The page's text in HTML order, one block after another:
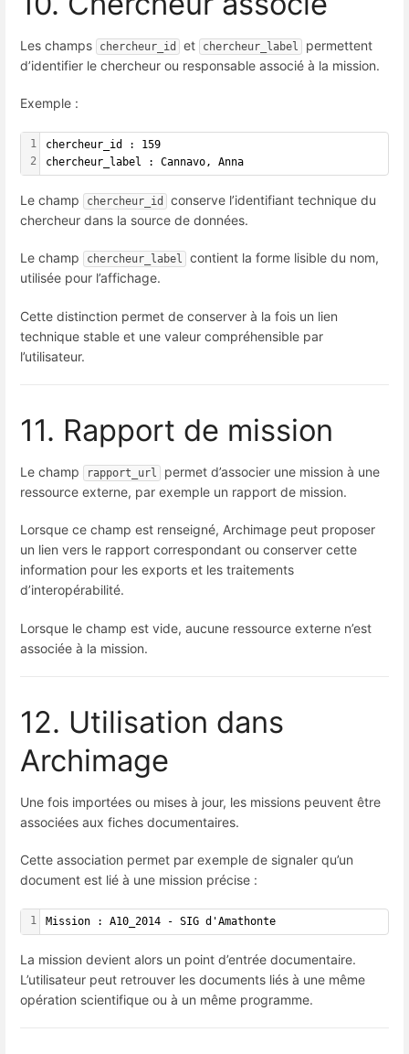
Les champs chercheur_id et chercheur_label
permettent
d’identifier le chercheur ou responsable associé à la mission.
Exemple :
1
2
chercheur_id : 159
chercheur_label : Cannavo, Anna
Le champ chercheur_id
conserve l’identifiant technique du
chercheur dans la source de données.
Le champ chercheur_label
contient la forme lisible du nom,
utilisée pour l’affichage.
Cette distinction permet de conserver à la fois un lien
technique stable et une valeur compréhensible par
l’utilisateur.
11. Rapport de mission
Le champ rapport_url
permet d’associer une mission à une
ressource externe, par exemple un rapport de mission.
Lorsque ce champ est renseigné, Archimage peut proposer
un lien vers le rapport correspondant ou conserver cette
information pour les exports et les traitements
d’interopérabilité.
Lorsque le champ est vide, aucune ressource externe n’est
associée à la mission.
12. Utilisation dans
Archimage
Une fois importées ou mises à jour, les missions peuvent être
associées aux fiches documentaires.
Cette association permet par exemple de signaler qu’un
document est lié à une mission précise :
1 Mission : A10_2014 - SIG d'Amathonte
La mission devient alors un point d’entrée documentaire.
L’utilisateur peut retrouver les documents liés à une même
opération scientifique ou à un même programme.